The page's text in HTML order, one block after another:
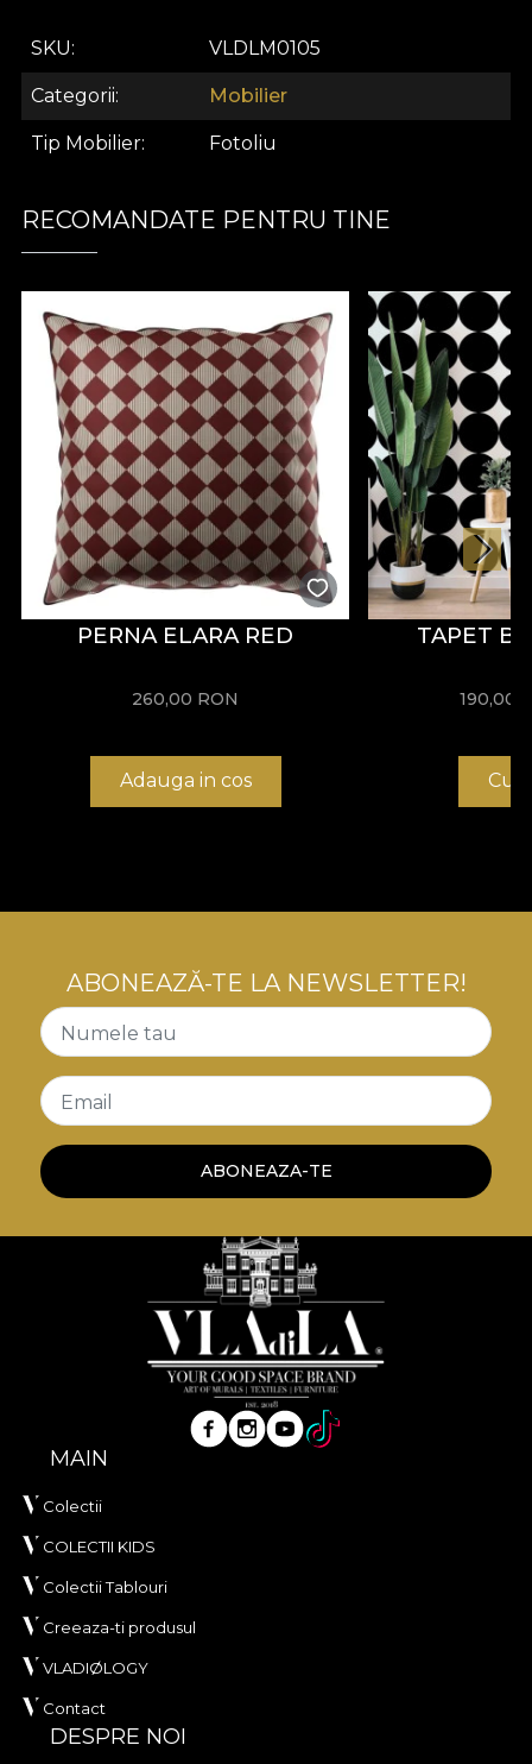
SKU VLDLM0105
Categorii Mobilier
Tip Mobilier Fotoliu
RECOMANDATE PENTRU TINE
PERNA ELARA RED
260,00 RON
Adauga in cos
TAPET
190,00
ABONEAZĂ-TE LA NEWSLETTER!
Numele tau
Email
ABONEAZA-TE
MAIN
Colectii
COLECTII KIDS
Colectii Tablouri
Creeaza-ti produsul
VLADIØLOGY
Contact
DESPRE NOI